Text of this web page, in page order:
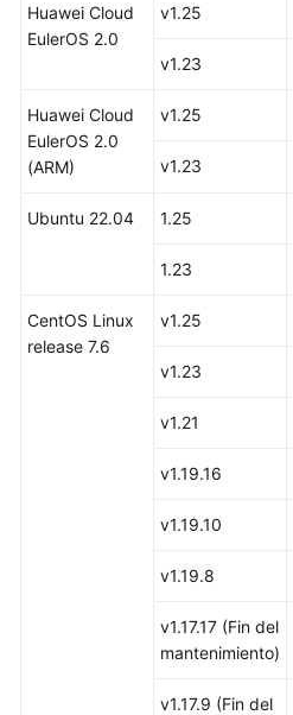
alto
riesgo
Clústeres
Nodos
Descripción
Precauciones
Descripción
contenedores
Huawei Cloud
EulerOS 2.0
v1.25
v1.23
Huawei Cloud
EulerOS 2.0
(ARM)
v1.25
v1.23
Ubuntu 22.04 1.25
1.23
CentOS Linux
release 7.6
v1.25
v1.23
v1.21
v1.19.16
v1.19.10
v1.19.8
v1.17.17 (Fin del
mantenimiento)
v1.17.9 (Fin del